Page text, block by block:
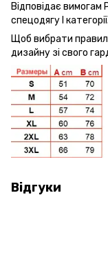
Відповідає
спецодягу І категорії.
Щоб вибрати
дизайну зі свого
Відгуки